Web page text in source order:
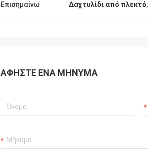
Επισημαίνω Δαχτυλίδι από πλεκτό,
ΑΦΉΣΤΕ ΈΝΑ ΜΉΝΥΜΑ